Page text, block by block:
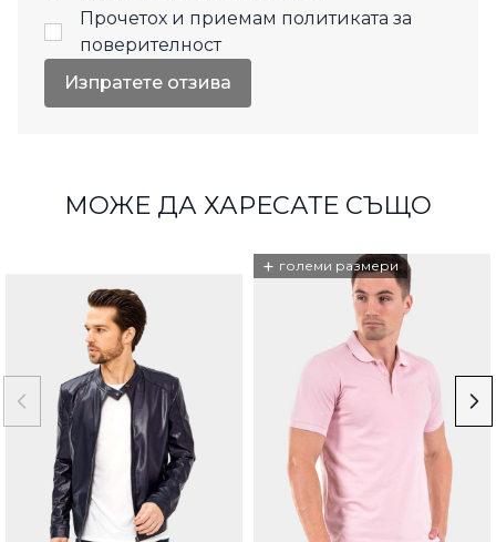
Прочетох и приемам политиката за
поверителност
Изпратете отзива
МОЖЕ ДА ХАРЕСАТЕ СЪЩО
+ големи размери